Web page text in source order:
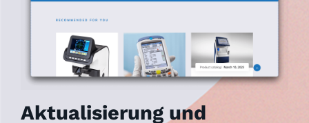
Aktualisierung und